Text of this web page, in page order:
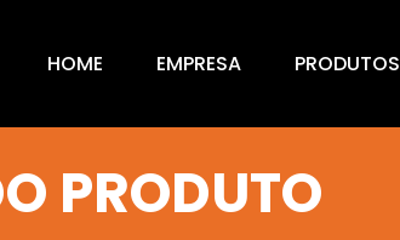
HOME EMPRESA PRODUTOS
PRODUTO